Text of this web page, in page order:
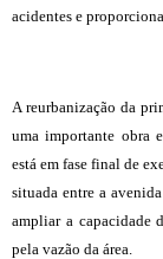
acidentes e
A reurbanização da
uma importante obra
está em fase final de
situada entre a
ampliar a capacidade
pela vazão da área.